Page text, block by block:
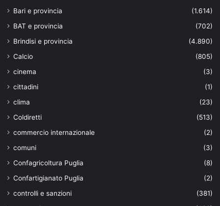
Bari e provincia
(1.614)
BAT e provincia
(702)
Brindisi e provincia
(4.890)
Calcio
(805)
cinema
(3)
cittadini
(1)
clima
(23)
Coldiretti
(513)
commercio internazionale
(2)
comuni
(3)
Confagricoltura Puglia
(8)
Confartigianato Puglia
(2)
controlli e sanzioni
(381)